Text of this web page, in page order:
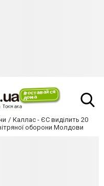
Каллас - ЄС виділить 20
оборони Молдови